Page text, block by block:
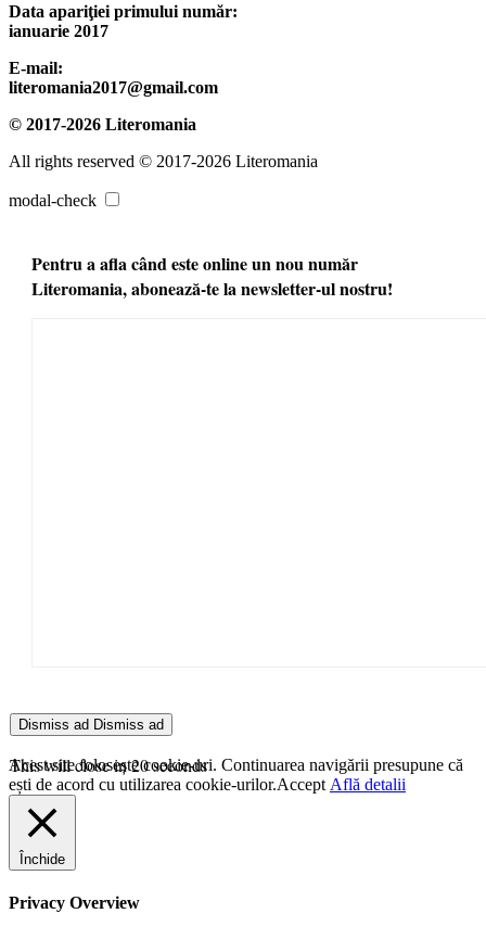
Data apariţiei primului număr:
ianuarie 2017
E-mail:
literomania2017@gmail.com
© 2017-2026 Literomania
All rights reserved © 2017-2026 Literomania
modal-check
Pentru a afla când este online un nou număr
Literomania, abonează-te la newsletter-ul nostru!
Dismiss ad Dismiss ad
This will close in20seconds
Acest site folosește cookie-uri. Continuarea navigării presupune că
ești de acord cu utilizarea cookie-urilor.Accept Află detalii
Închide
Privacy Overview